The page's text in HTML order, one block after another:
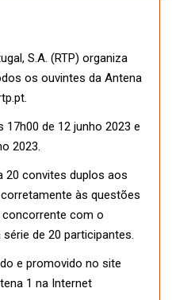
S.A. (RTP) organiza
os ouvintes da Antena
de 12 junho 2023 e
2023.
20 convites duplos aos
às questões
com o
de 20 participantes.
e promovido no site
1 na Internet